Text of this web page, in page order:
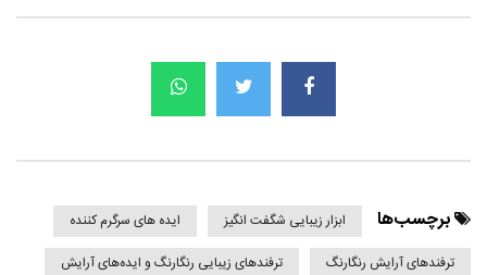
برچسب‌ها ابزار زیبایی شگفت انگیز
ایده های سرگرم کننده
ترفندهای آرایش رنگارنگ
ترفندهای زیبایی رنگارنگ و ایده‌های آرایش